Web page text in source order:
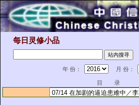
每日灵修小品
年 份：
月 份：
目 录